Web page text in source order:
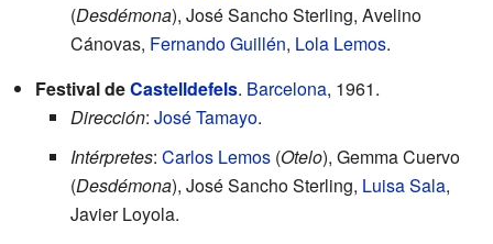
(Desdémona), José Sancho Sterling, Avelino
Cánovas, Fernando Guillén, Lola Lemos.
Festival deCastelldefels. Barcelona, 1961.
Dirección: José Tamayo.
Intérpretes: Carlos Lemos (Otelo), Gemma Cuervo
(Desdémona), José Sancho Sterling, Luisa Sala,
Javier Loyola.